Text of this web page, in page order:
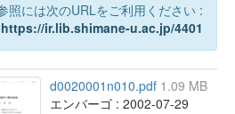
照には次のURLをご利用ください :
https://ir.lib.shimane-u.ac.jp/4401
d0020001n010.pdf 1.09 MB
エンバーゴ : 2002-07-29